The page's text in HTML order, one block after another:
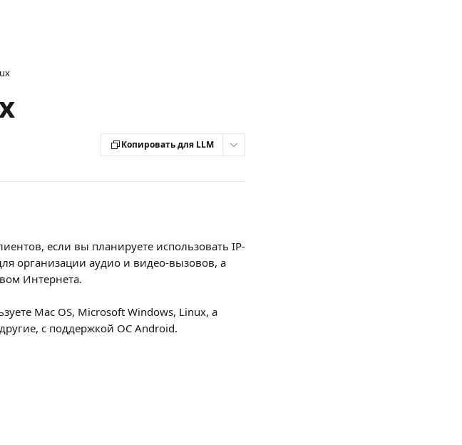
Копировать для LLM
если вы планируете использовать IP-
организации аудио и видео-вызовов, а
Интернета.
Mac OS, Microsoft Windows, Linux, а
с поддержкой ОС Android.